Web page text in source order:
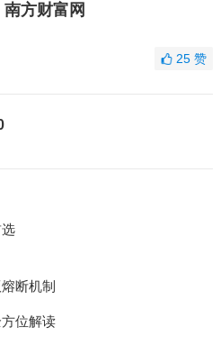
南方财富网
25赞
断机制
位解读